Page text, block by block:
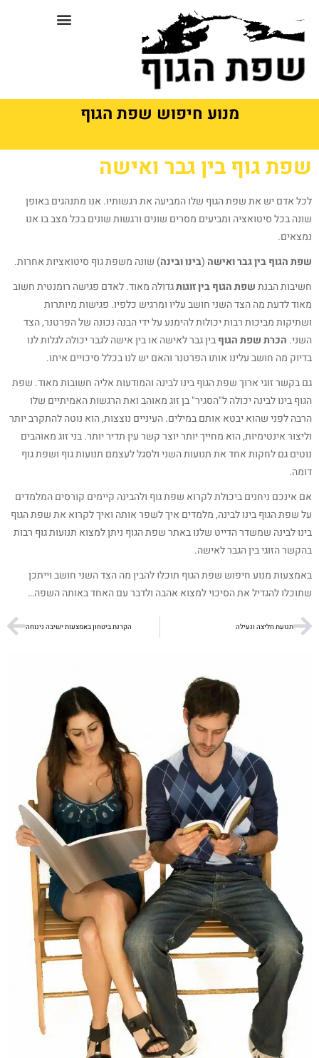
מנוע חיפוש שפת הגוף
שפת גוף בין גבר ואישה
לכל אדם יש את שפת הגוף שלו המביעה את רגשותיו. אנו מתנהגים באופן
שונה בכל סיטואציה ומביעים מסרים שונים ורגשות שונים בכל מצב בו אנו
נמצאים.
שפת הגוף בין גבר ואישה (בינו ובינה) שונה משפת גוף סיטואציות אחרות.
חשיבות הבנתשפת הגוף בין זוגותגדולה מאוד. לאדם פגישה רומנטית חשוב
מאוד לדעת מה הצד השני חושב עליו ומרגיש כלפיו. פגישות מיותרות
ושתיקות מביכות רבות יכולות להימנע על ידי הבנה נכונה של הפרטנר, הצד
השני. הכרת שפת הגוףבין גבר לאישה או בין אישה לגבר יכולה לגלות לנו
בדיוק מה חושב עלינו אותו הפרטנר והאם יש לנו בכלל סיכויים איתו.
גם בקשר זוגי ארוך שפת הגוף בינו לבינה והמודעות אליה חשובות מאוד. שפת
הגוף בינו לבינה יכולה ל"הסגיר" בן זוג מאוהב ואת הרגשות האמיתיים שלו
הרבה לפני שהוא יבטא אותם במילים. העיניים נוצצות, הוא נוטה להתקרב יותר
וליצור אינטימיות, הוא מחייך יותר יוצר קשר עין תדיר יותר. בני זוג מאוהבים
נוטים גם לחקות אחד את תנועות השני ולסגל לעצמם תנועות גוף ושפת גוף
דומה.
אם אינכם ניחנים ביכולת לקרוא שפת גוף ולהבינה קיימים קורסים המלמדים
על שפת הגוף בינו לבינה, מלמדים איך לשפר אותה ואיך לקרוא את שפת הגוף
בינו לבינה שמשדר הדייט שלנו באתר שפת הגוף ניתן למצוא תנועות גוף רבות
בהקשר הזוגי בין הגבר לאישה.
באמצעות מנוע חיפוש שפת הגוף תוכלו להבין מה הצד השני חושב וייתכן
שתוכלו להגדיל את הסיכוי למצוא אהבה ולדבר עם האחד באותה השפה…
תנועת חליצה ונעילה הקרנת ביטחון באמצעות ישיבה נינוחה